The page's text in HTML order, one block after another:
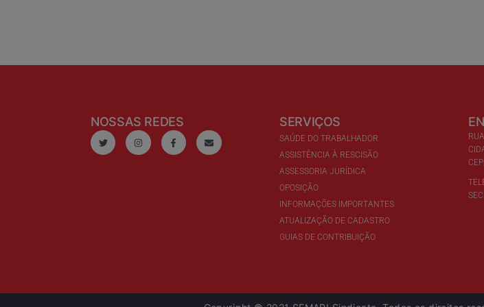
NOSSAS REDES SERVIÇOS
SAÚDE DO TRABALHADOR
ASSISTÊNCIA À RESCISÃO
ASSESSORIA JURÍDICA
OPOSIÇÃO
INFORMAÇÕES IMPORTANTES
ATUALIZAÇÃO DE CADASTRO
GUIAS DE CONTRIBUIÇÃO